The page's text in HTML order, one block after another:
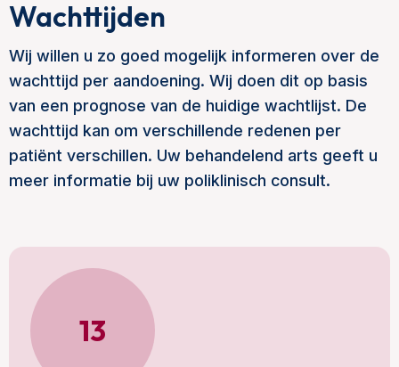
Wachttijden
Wij willen u zo goed mogelijk informeren over de
wachttijd per aandoening. Wij doen dit op basis
van een prognose van de huidige wachtlijst. De
wachttijd kan om verschillende redenen per
patiënt verschillen. Uw behandelend arts geeft u
meer informatie bij uw poliklinisch consult.
13